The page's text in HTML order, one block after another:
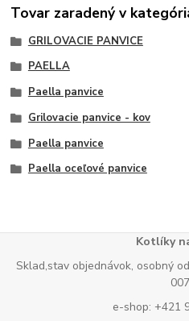
Tovar zaradený v
GRILOVACIE PANVICE
PAELLA
Paella panvice
Grilovacie panvice - kov
Paella panvice
Paella oceľové panvice
Kotlíky
Sklad,stav objednávok, osobný
007
e-shop: +421